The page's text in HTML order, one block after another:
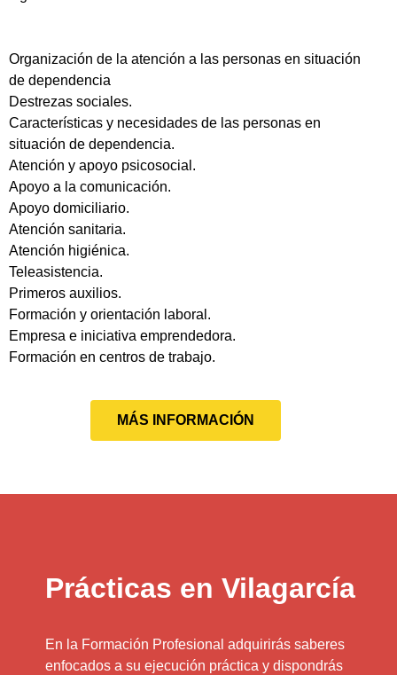
Organización de la atención a las personas en situación
de dependencia
Destrezas sociales.
Características y necesidades de las personas en
situación de dependencia.
Atención y apoyo psicosocial.
Apoyo a la comunicación.
Apoyo domiciliario.
Atención sanitaria.
Atención higiénica.
Teleasistencia.
Primeros auxilios.
Formación y orientación laboral.
Empresa e iniciativa emprendedora.
Formación en centros de trabajo.
MÁS INFORMACIÓN
Prácticas en Vilagarcía
En la Formación Profesional adquirirás saberes
enfocados a su ejecución práctica y dispondrás